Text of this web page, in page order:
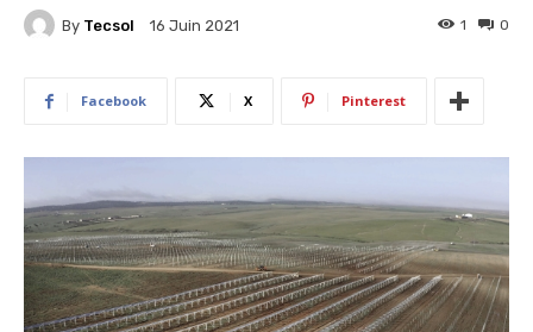
By Tecsol 16 Juin 2021 0
1
Facebook X Pinterest